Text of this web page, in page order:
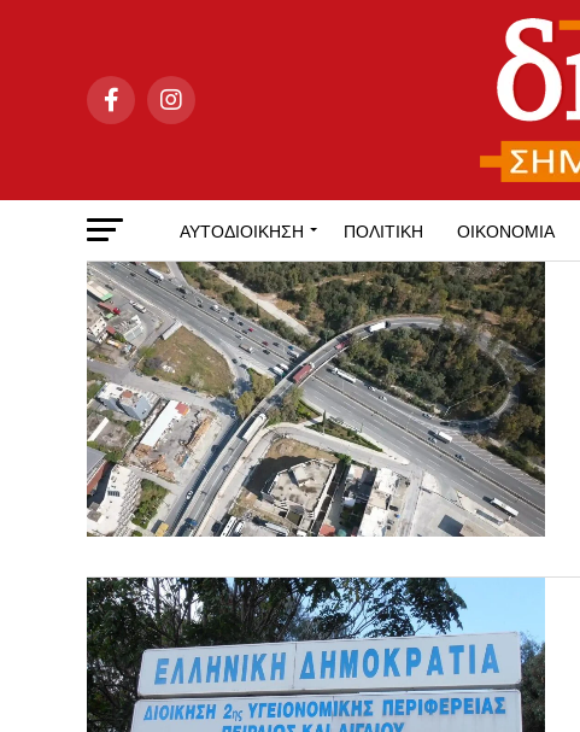
ΑΥΤΟΔΙΟΊΚΗΣΗ ΠΟΛΙΤΙΚΉ ΟΙΚΟΝΟΜΊΑ